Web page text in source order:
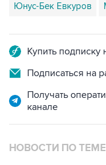
Юнус-Бек Евкуров
Купить
Подписаться на
Получать
канале
НОВОСТИ ПО ТЕМЕ